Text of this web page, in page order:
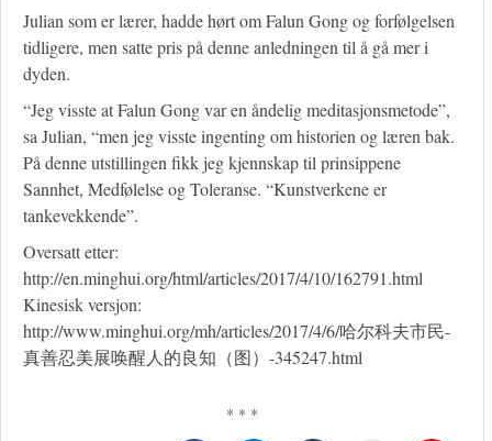
Julian som er lærer, hadde hørt om Falun Gong og forfølgelsen
tidligere, men satte pris på denne anledningen til å gå mer i
dyden.
“Jeg visste at Falun Gong var en åndelig meditasjonsmetode”,
sa Julian, “men jeg visste ingenting om historien og læren bak.
På denne utstillingen fikk jeg kjennskap til prinsippene
Sannhet, Medfølelse og Toleranse. “Kunstverkene er
tankevekkende”.
Oversatt etter:
http://en.minghui.org/html/articles/2017/4/10/162791.html
Kinesisk versjon:
http://www.minghui.org/mh/articles/2017/4/6/哈尔科夫市民-
真善忍美展唤醒人的良知（图）-345247.html
* * *